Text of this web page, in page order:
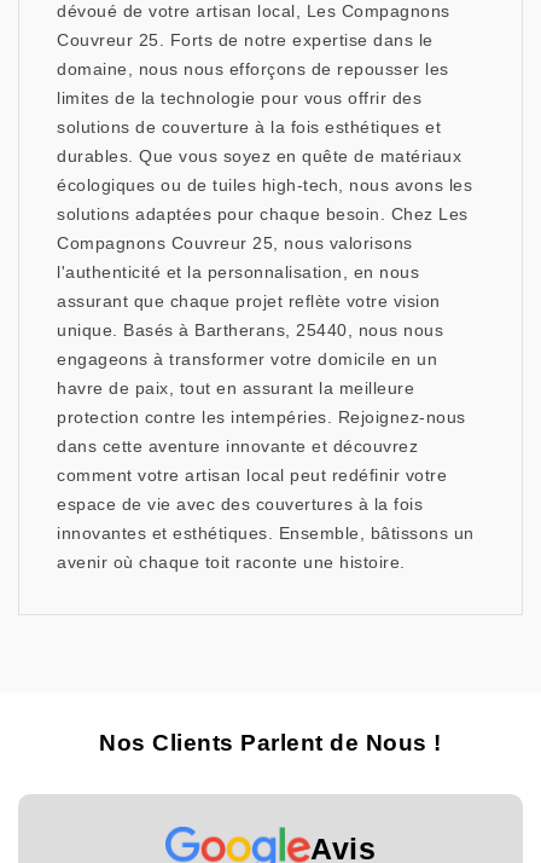
dévoué de votre artisan local, Les Compagnons
Couvreur 25. Forts de notre expertise dans le
domaine, nous nous efforçons de repousser les
limites de la technologie pour vous offrir des
solutions de couverture à la fois esthétiques et
durables. Que vous soyez en quête de matériaux
écologiques ou de tuiles high-tech, nous avons les
solutions adaptées pour chaque besoin. Chez Les
Compagnons Couvreur 25, nous valorisons
l'authenticité et la personnalisation, en nous
assurant que chaque projet reflète votre vision
unique. Basés à Bartherans, 25440, nous nous
engageons à transformer votre domicile en un
havre de paix, tout en assurant la meilleure
protection contre les intempéries. Rejoignez-nous
dans cette aventure innovante et découvrez
comment votre artisan local peut redéfinir votre
espace de vie avec des couvertures à la fois
innovantes et esthétiques. Ensemble, bâtissons un
avenir où chaque toit raconte une histoire.
Nos Clients Parlent de Nous !
Avis